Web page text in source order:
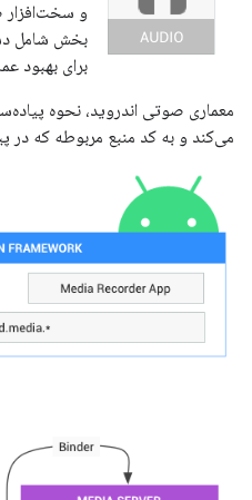
و سخت‌افزار
بخش شامل
برای بهبود
معماری صوتی اندروید، نحوه
می‌کند و به کد منبع مربوطه که در